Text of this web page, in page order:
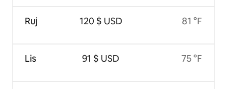
Ruj
Lis
120 $ USD
91 $ USD
81 °F
75 °F